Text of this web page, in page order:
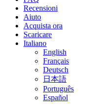
Recensioni
Aiuto
Acquista ora
Scaricare
Italiano
English
Français
Deutsch
日本語
Português
Español